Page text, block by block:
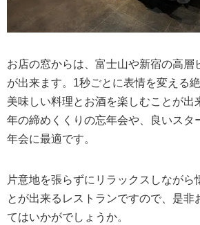
お店の窓からは、富士山や新宿の高層
が出来ます。1秒ごとに表情を変える
美味しい料理とお酒を楽しむことが出
年の締めくくりの忘年会や、良いスタ
年会に最適です。
片意地を張らずにリラックスしながら
とが出来るレストランですので、是非
てはいかがでしょうか。